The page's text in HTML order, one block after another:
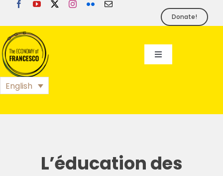
content
Donate!
Toggle
EoF
BLOG
English
L’éducation des